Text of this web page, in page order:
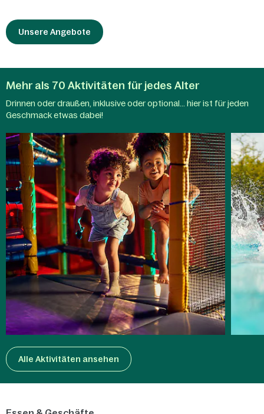
Unsere Angebote
Mehr als 70 Aktivitäten für jedes Alter
Drinnen oder draußen, inklusive oder optional... hier ist für jeden
Geschmack etwas dabei!
Alle Aktivitäten ansehen